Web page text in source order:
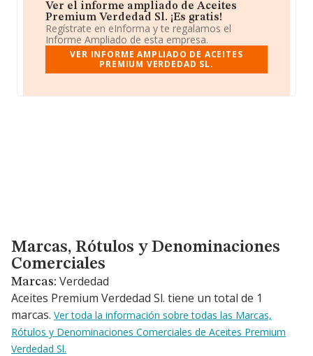
Ver el informe ampliado de Aceites
Premium Verdedad Sl. ¡Es gratis!
Regístrate en eInforma y te regalamos el
Informe Ampliado de esta empresa.
VER INFORME AMPLIADO DE ACEITES
PREMIUM VERDEDAD SL.
Marcas, Rótulos y Denominaciones Comerciales
Marcas, Rótulos y Denominaciones
Comerciales
Marcas: Verdedad
Aceites Premium Verdedad Sl. tiene un total de 1
marcas. Ver toda la información sobre todas las Marcas,
Rótulos y Denominaciones Comerciales de Aceites Premium
Verdedad Sl.